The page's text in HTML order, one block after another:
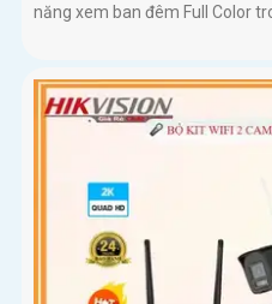
năng xem ban đêm Full Color